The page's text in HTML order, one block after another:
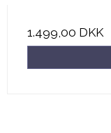
1.499,00 DKK